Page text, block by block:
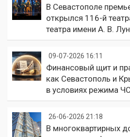
В Севастополе
открылся 116-й
театра имени А. В.
09-07-2026 16:11
Финансовый щит и
как Севастополь и
в условиях режима
26-06-2026 21:18
В многоквартирных